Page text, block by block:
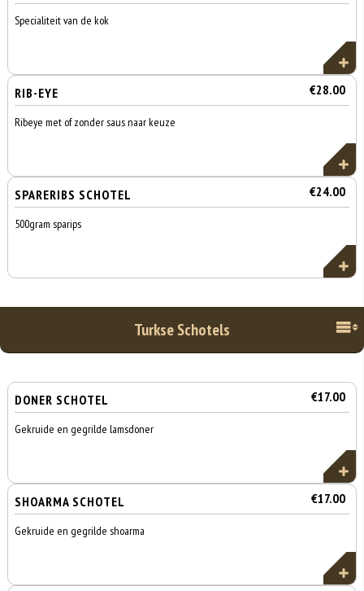
Specialiteit van de kok
RIB-EYE €28.00
Ribeye met of zonder saus naar keuze
SPARERIBS SCHOTEL €24.00
500gram sparips
Turkse Schotels
DONER SCHOTEL €17.00
Gekruide en gegrilde lamsdoner
SHOARMA SCHOTEL €17.00
Gekruide en gegrilde shoarma